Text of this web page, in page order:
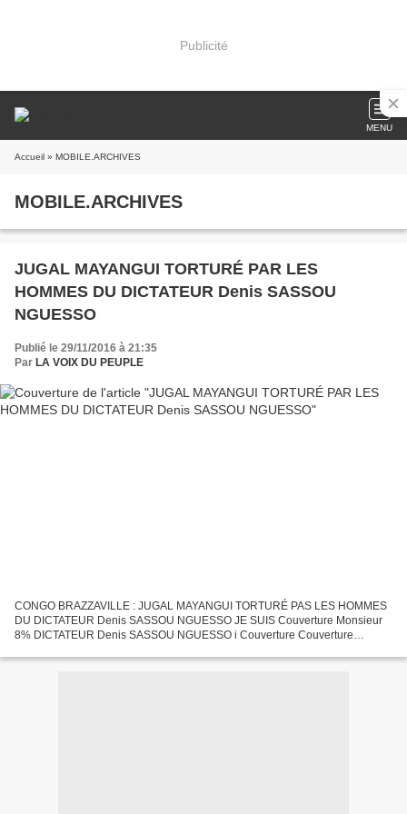
Publicité
MENU
Accueil » MOBILE.ARCHIVES
MOBILE.ARCHIVES
JUGAL MAYANGUI TORTURÉ PAR LES
HOMMES DU DICTATEUR Denis SASSOU
NGUESSO
Publié le 29/11/2016 à 21:35
Par LA VOIX DU PEUPLE
CONGO BRAZZAVILLE : JUGAL MAYANGUI TORTURÉ PAS LES HOMMES
DU DICTATEUR Denis SASSOU NGUESSO JE SUIS Couverture Monsieur
8% DICTATEUR Denis SASSOU NGUESSO i Couverture Couverture